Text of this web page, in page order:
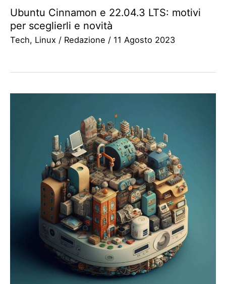
Ubuntu Cinnamon e 22.04.3 LTS: motivi
per sceglierli e novità
Tech, Linux / Redazione / 11 Agosto 2023